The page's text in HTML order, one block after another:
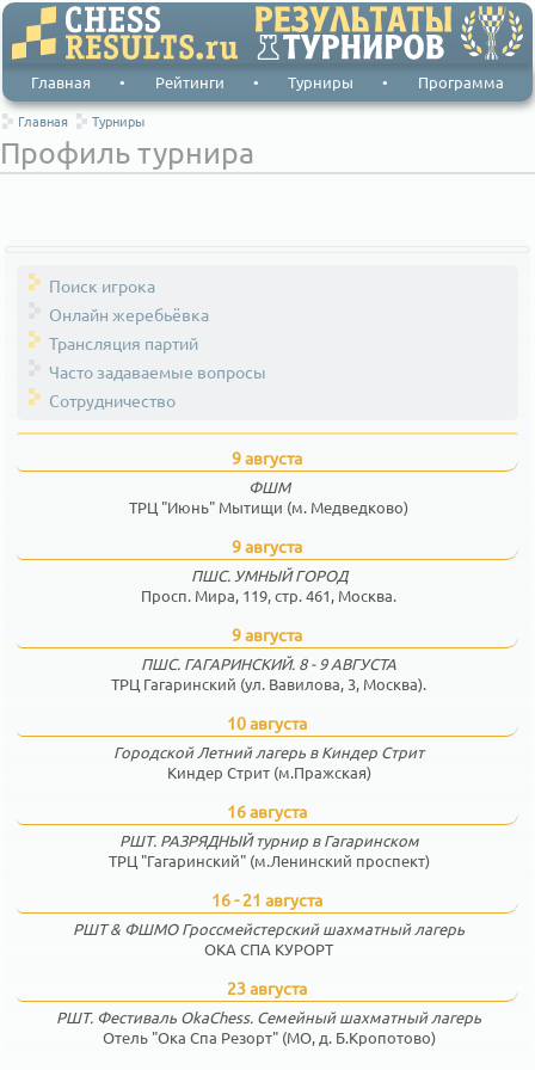
Главная • Рейтинги • Турниры • Программа
Главная Турниры
Профиль турнира
Поиск игрока
Онлайн жеребьёвка
Трансляция партий
Часто задаваемые вопросы
Сотрудничество
9 августа
ФШМ
ТРЦ "Июнь" Мытищи (м. Медведково)
9 августа
ПШС. УМНЫЙ ГОРОД
Просп. Мира, 119, стр. 461, Москва.
9 августа
ПШС. ГАГАРИНСКИЙ. 8 - 9 АВГУСТА
ТРЦ Гагаринский (ул. Вавилова, 3, Москва).
10 августа
Городской Летний лагерь в Киндер Стрит
Киндер Стрит (м.Пражская)
16 августа
РШТ. РАЗРЯДНЫЙ турнир в Гагаринском
ТРЦ "Гагаринский" (м.Ленинский проспект)
16 - 21 августа
РШТ & ФШМО Гроссмейстерский шахматный лагерь
ОКА СПА КУРОРТ
23 августа
РШТ. Фестиваль OkaChess. Семейный шахматный лагерь
Отель "Ока Спа Резорт" (МО, д. Б.Кропотово)